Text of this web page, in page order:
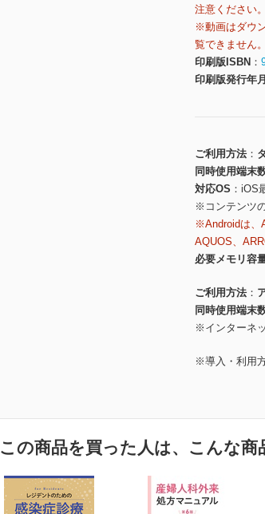
注意ください。
※動画はダウ
覧できません。
印刷版ISBN
印刷版発行年月
ご利用方法
同時使用端末
対応OS
iOS
※コンテンツ
※Androidは、
AQUOS、
必要メモリ容
ご利用方法
同時使用端末
※インターネ
※導入・利用
この商品を買った人は、こんな商